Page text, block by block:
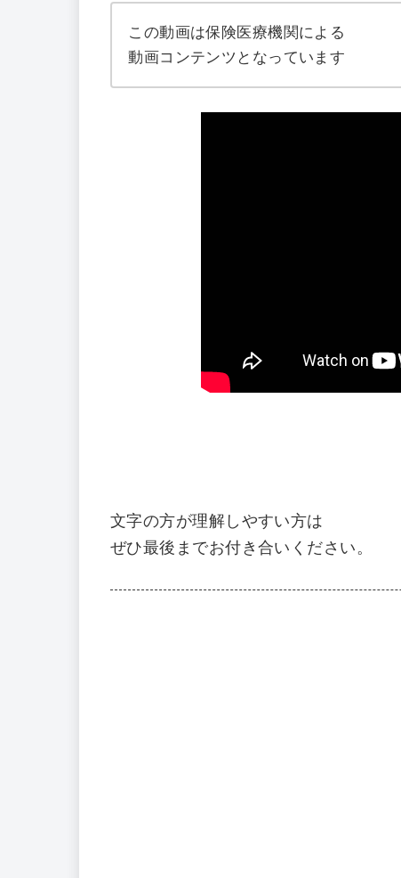
この動画は保険医療機関による
動画コンテンツとなっています
文字の方が理解しやすい方は
ぜひ最後までお付き合いください。